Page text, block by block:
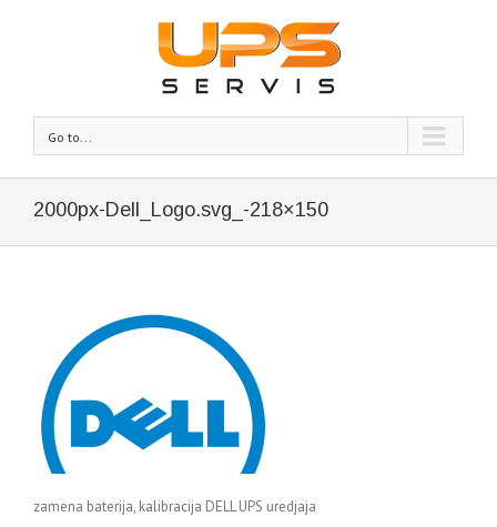
Go to...
2000px-Dell_Logo.svg_-218×150
zamena baterija, kalibracija DELL UPS uredjaja